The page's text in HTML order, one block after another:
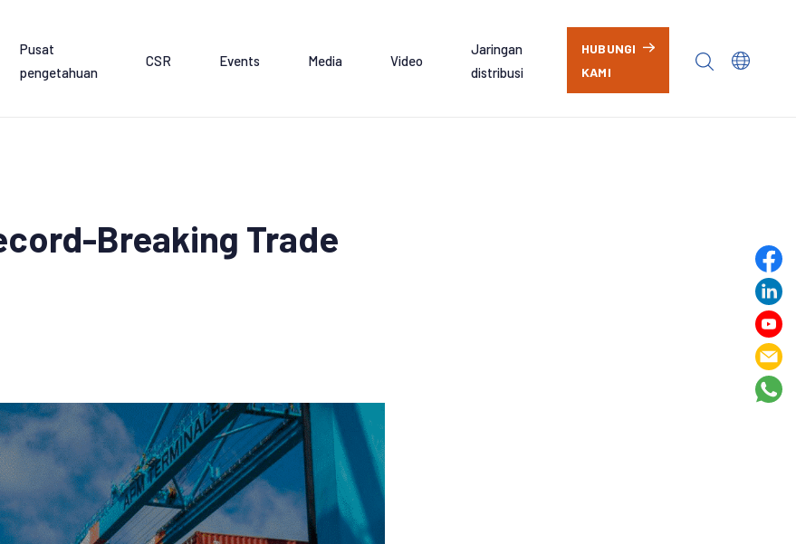
Pusat
pengetahuan
CSR Events Media Video
Jaringan
distribusi
HUBUNGI
KAMI
Breaking Trade